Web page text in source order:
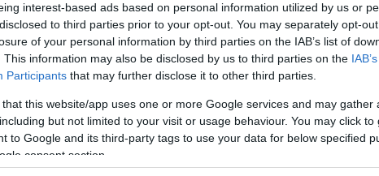
interest-based ads based on personal information utilized by us or
to third parties prior to your opt-out. You may separately opt-
of your personal information by third parties on the IAB’s list of
This information may also be disclosed by us to third parties on the
Participants that may further disclose it to other third parties.
that this website/app uses one or more Google services and may gather
but not limited to your visit or usage behaviour. You may click to
to Google and its third-party tags to use your data for below specified
consent section.
ΣΥΝΕΝΤΕΥΞΕΙΣ
Ο Ιάσων Ψαράκης άφησε μια διεθνή
καριέρα για να χτίσει στην Ελλάδα το δικό